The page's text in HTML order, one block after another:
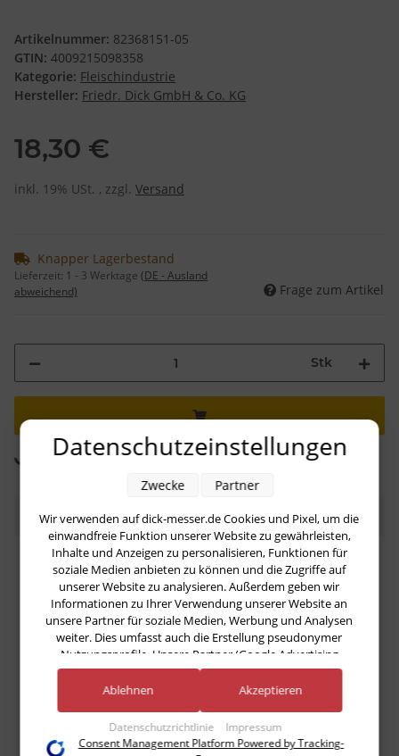
Artikelnummer: 82368151-05
GTIN: 4009215098358
Kategorie: Fleischindustrie
Hersteller: Friedr. Dick GmbH & Co. KG
18,30 €
inkl. 19% USt. , zzgl. Versand
Knapper Lagerbestand
Lieferzeit: 1 - 3 Werktage (DE - Ausland
abweichend)
Frage zum Artikel
Stk
Loading... Komponenten werden geladen ...
Bewertungen
Geben Sie die erste Bewertung für diesen Artikel ab
und helfen Sie Anderen bei der Kaufentscheidung
Artikel bewerten
Es gibt noch keine Bewertungen.
Datenschutzeinstellungen
Wir verwenden auf dick-messer.de Cookies und Pixel, um die
einwandfreie Funktion unserer Website zu gewährleisten,
Inhalte und Anzeigen zu personalisieren, Funktionen für
soziale Medien anbieten zu können und die Zugriffe auf
unserer Website zu analysieren. Außerdem geben wir
Informationen zu Ihrer Verwendung unserer Website an
unsere Partner für soziale Medien, Werbung und Analysen
weiter. Dies umfasst auch die Erstellung pseudonymer
Nutzungsprofile. Unsere Partner (Google Advertising
Products) führen diese Informationen möglicherweise mit
weiteren Daten zusammen, die Sie ihnen bereitgestellt haben
im Rahmen Ihrer Nutzung der Dienste gesammelt haben
(bspw. Nutzungsdaten anderer Geräte). Ihre Einwilligung zur
Datenschutzrichtlinie Impressum
Zwecke Partner
Ablehnen Akzeptieren
Consent Management Platform Powered by Tracking-